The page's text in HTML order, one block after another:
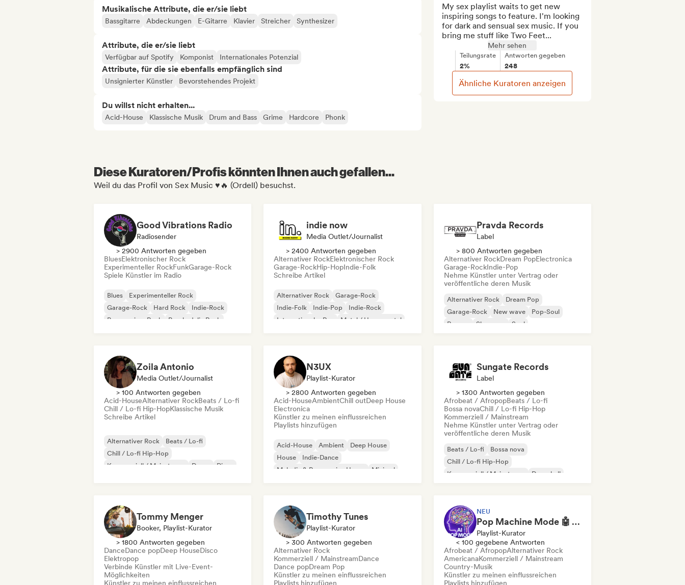
Musikalische Attribute, die er/sie liebt
Bassgitarre Abdeckungen E-Gitarre Klavier Streicher Synthesizer
Attribute, die er/sie liebt
Verfügbar auf Spotify Komponist Internationales Potenzial
Attribute, für die sie ebenfalls empfänglich sind
Unsignierter Künstler Bevorstehendes Projekt
Du willst nicht erhalten...
Acid-House Klassische Musik Drum and Bass Grime Hardcore Phonk
My sex playlist waits to get new
inspiring songs to feature. I'm looking
for dark and sensual sex music. If you
bring me stuff like Two Feet...
Mehr sehen
Teilungsrate
2%
Antworten gegeben
248
Ähnliche Kuratoren anzeigen
Diese Kuratoren/Profis könnten Ihnen auch gefallen...
Weil du das Profil von Sex Music ♥️🔥 (Ordell) besuchst.
Good Vibrations Radio
Radiosender
> 2900 Antworten gegeben
BluesElektronischer Rock
Experimenteller RockFunkGarage-Rock
Spiele Künstler im Radio
Blues
Experimenteller Rock
Garage-Rock
Hard Rock
Indie-Rock
Progressiver Rock
Psychedelic Rock
indie now
Media Outlet/Journalist
> 2400 Antworten gegeben
Alternativer RockElektronischer Rock
Garage-RockHip-HopIndie-Folk
Schreibe Artikel
Alternativer Rock
Garage-Rock
Indie-Folk
Indie-Pop
Indie-Rock
Internationaler Rap
Metal / Heavy metal
Pravda Records
Label
> 800 Antworten gegeben
Alternativer RockDream PopElectronica
Garage-RockIndie-Pop
Nehme Künstler unter Vertrag oder
veröffentliche deren Musik
Alternativer Rock
Dream Pop
Garage-Rock
New wave
Pop-Soul
Reggae
Shoegaze Soul
Zoila Antonio
Media Outlet/Journalist
> 100 Antworten gegeben
Acid-HouseAlternativer RockBeats / Lo-fi
Chill / Lo-fi Hip-HopKlassische Musik
Schreibe Artikel
Alternativer Rock
Beats / Lo-fi
Chill / Lo-fi Hip-Hop
Kommerziell / Mainstream
Dance
Disco
N3UX
Playlist-Kurator
> 2800 Antworten gegeben
Acid-HouseAmbientChill outDeep House
Electronica
Künstler zu meinen einflussreichen
Playlists hinzufügen
Acid-House Ambient
Deep House
House
Indie-Dance
Melodic & Progressive House
Minimal
Sungate Records
Label
> 1300 Antworten gegeben
Afrobeat / AfropopBeats / Lo-fi
Bossa novaChill / Lo-fi Hip-Hop
Kommerziell / Mainstream
Nehme Künstler unter Vertrag oder
veröffentliche deren Musik
Beats / Lo-fi
Bossa nova
Chill / Lo-fi Hip-Hop
Kommerziell / Mainstream
Dancehall
Tommy Menger
Booker, Playlist-Kurator
> 1800 Antworten gegeben
DanceDance popDeep HouseDisco
Elektropop
Verbinde Künstler mit Live-Event-
Möglichkeiten
Künstler zu meinen einflussreichen
Timothy Tunes
Playlist-Kurator
> 300 Antworten gegeben
Alternativer Rock
Kommerziell / MainstreamDance
Dance popDream Pop
Künstler zu meinen einflussreichen
Playlists hinzufügen
NEU
Pop Machine Mode 🤖 AI Music, Indie Pop & Dream Pop
Playlist-Kurator
< 100 gegebene Antworten
Afrobeat / AfropopAlternativer Rock
AmericanaKommerziell / Mainstream
Country-Musik
Künstler zu meinen einflussreichen
Playlists hinzufügen